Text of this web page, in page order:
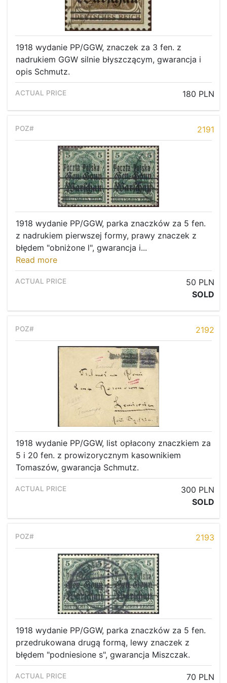
Home page
Current auction
Recent result
Archive
Regulation
1918 wydanie PP/GGW, znaczek za 3 fen. z
nadrukiem GGW silnie błyszczącym, gwarancja i
opis Schmutz.
180 PLN
2191
1918 wydanie PP/GGW, parka znaczków za 5 fen.
z nadrukiem pierwszej formy, prawy znaczek z
błędem "obniżone l", gwarancja i...
Read more
50 PLN
SOLD
2192
1918 wydanie PP/GGW, list opłacony znaczkiem za
5 i 20 fen. z prowizorycznym kasownikiem
Tomaszów, gwarancja Schmutz.
300 PLN
SOLD
2193
1918 wydanie PP/GGW, parka znaczków za 5 fen.
przedrukowana drugą formą, lewy znaczek z
błędem "podniesione s", gwarancja Miszczak.
70 PLN